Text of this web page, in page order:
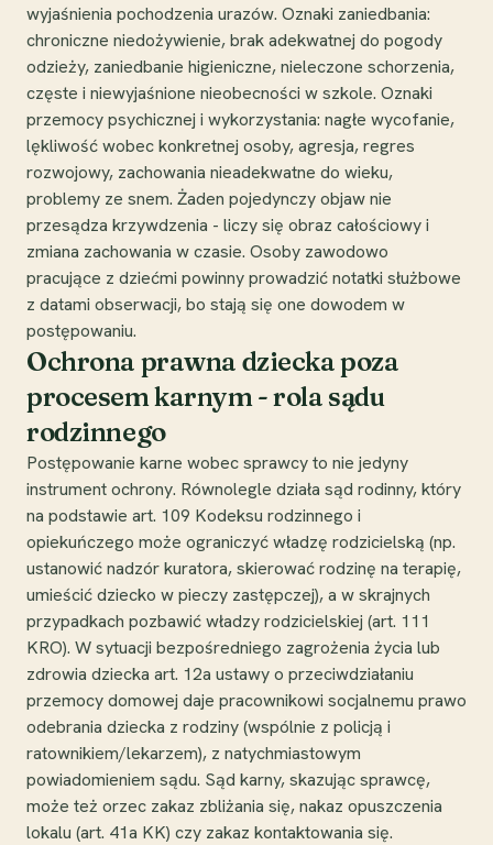
wyjaśnienia pochodzenia urazów. Oznaki zaniedbania:
chroniczne niedożywienie, brak adekwatnej do pogody
odzieży, zaniedbanie higieniczne, nieleczone schorzenia,
częste i niewyjaśnione nieobecności w szkole. Oznaki
przemocy psychicznej i wykorzystania: nagłe wycofanie,
lękliwość wobec konkretnej osoby, agresja, regres
rozwojowy, zachowania nieadekwatne do wieku,
problemy ze snem. Żaden pojedynczy objaw nie
przesądza krzywdzenia - liczy się obraz całościowy i
zmiana zachowania w czasie. Osoby zawodowo
pracujące z dziećmi powinny prowadzić notatki służbowe
z datami obserwacji, bo stają się one dowodem w
postępowaniu.
Ochrona prawna dziecka poza
procesem karnym - rola sądu
rodzinnego
Postępowanie karne wobec sprawcy to nie jedyny
instrument ochrony. Równolegle działa sąd rodinny, który
na podstawie art. 109 Kodeksu rodzinnego i
opiekuńczego może ograniczyć władzę rodzicielską (np.
ustanowić nadzór kuratora, skierować rodzinę na terapię,
umieścić dziecko w pieczy zastępczej), a w skrajnych
przypadkach pozbawić władzy rodzicielskiej (art. 111
KRO). W sytuacji bezpośredniego zagrożenia życia lub
zdrowia dziecka art. 12a ustawy o przeciwdziałaniu
przemocy domowej daje pracownikowi socjalnemu prawo
odebrania dziecka z rodziny (wspólnie z policją i
ratownikiem/lekarzem), z natychmiastowym
powiadomieniem sądu. Sąd karny, skazując sprawcę,
może też orzec zakaz zbliżania się, nakaz opuszczenia
lokalu (art. 41a KK) czy zakaz kontaktowania się.